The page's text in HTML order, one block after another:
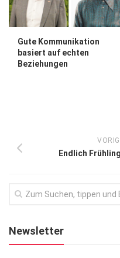
Gute Kommunikation
basiert auf echten
Beziehungen
Endlich
Newsletter